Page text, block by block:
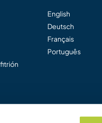
English
Deutsch
Français
Português